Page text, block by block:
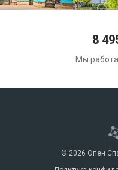
8
Мы
© 2026 Опен